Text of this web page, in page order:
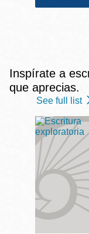
Inspírate a
que aprecias.
See full list